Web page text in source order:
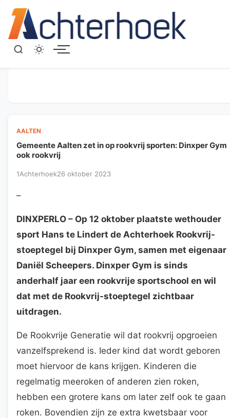
AALTEN
Gemeente Aalten zet in op rookvrij sporten: Dinxper Gym
ook rookvrij
1Achterhoek26 oktober 2023
–
DINXPERLO – Op 12 oktober plaatste wethouder
sport Hans te Lindert de Achterhoek Rookvrij-
stoeptegel bij Dinxper Gym, samen met eigenaar
Daniël Scheepers. Dinxper Gym is sinds
anderhalf jaar een rookvrije sportschool en wil
dat met de Rookvrij-stoeptegel zichtbaar
uitdragen.
De Rookvrije Generatie wil dat rookvrij opgroeien
vanzelfsprekend is. Ieder kind dat wordt geboren
moet hiervoor de kans krijgen. Kinderen die
regelmatig meeroken of anderen zien roken,
hebben een grotere kans om later zelf ook te gaan
roken. Bovendien zijn ze extra kwetsbaar voor